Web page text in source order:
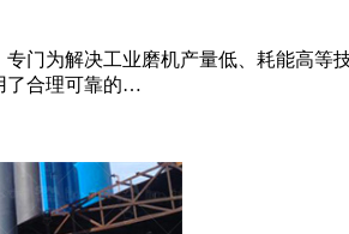
门为解决工业磨机产量低、耗能高
了合理可靠的…